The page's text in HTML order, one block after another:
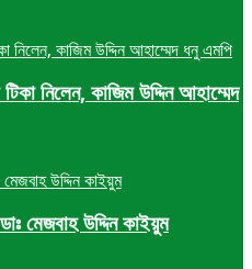
নিলেন, কাজিম উদ্দিন আহাম্মেদ
মেজবাহ উদ্দিন কাইয়ুম